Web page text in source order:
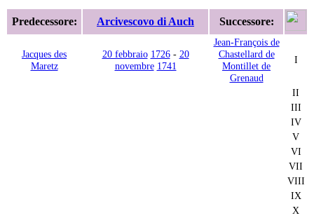
Predecessore: Arcivescovo di Auch Successore:
Jacques des
Maretz
20 febbraio 1726- 20
novembre 1741
Jean-François de
Chastellard de
Montillet de
Grenaud
I
II
III
IV
V
VI
VII
VIII
IX
X